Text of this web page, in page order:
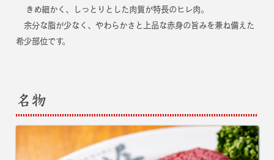
きめ細かく、しっとりとした肉質が特長のヒレ肉。
余分な脂が少なく、やわらかさと上品な赤身の旨みを兼ね備えた
希少部位です。
名物